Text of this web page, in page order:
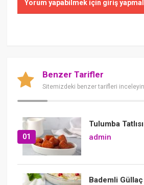
Yorum yapabilmek için giriş
Benzer Tarifler
Sitemizdeki benzer tarifleri inceleyin
01
Tulumba
admin
Bademli Güllaç